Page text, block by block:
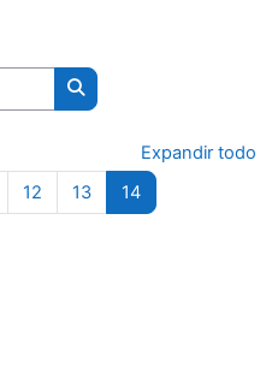
Buscar cursos
Expandir todo
Página 11
12Página 12
13Página 13
14Página 14